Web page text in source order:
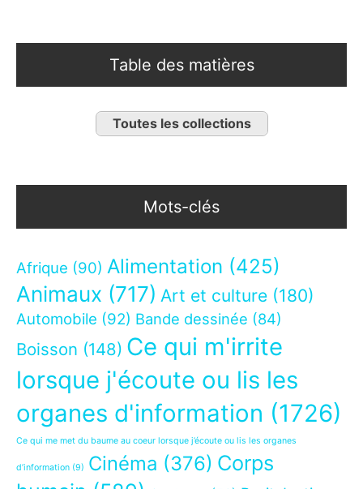
Table des matières
Toutes les collections
Mots-clés
Afrique (90) Alimentation (425)
Animaux (717) Art et culture (180)
Automobile (92) Bande dessinée (84)
Boisson (148) Ce qui m'irrite
lorsque j'écoute ou lis les
organes d'information (1726)
Ce qui me met du baume au coeur lorsque j’écoute ou lis les organes
d’information (9) Cinéma (376) Corps